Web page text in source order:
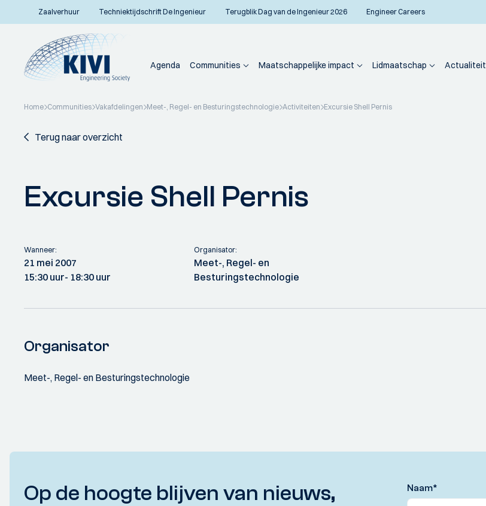
Zaalverhuur Techniektijdschrift De Ingenieur Terugblik Dag van de Ingenieur 2026 Engineer Careers
Agenda Communities Maatschappelijke impact Lidmaatschap Actualiteit
Home Communities Vakafdelingen Meet-, Regel- en Besturingstechnologie Activiteiten Excursie Shell Pernis
Terug naar overzicht
Excursie Shell Pernis
Wanneer:
21 mei 2007
15:30 uur- 18:30 uur
Organisator:
Meet-, Regel- en
Besturingstechnologie
Organisator
Meet-, Regel- en Besturingstechnologie
Op de hoogte blijven van nieuws,
Naam*